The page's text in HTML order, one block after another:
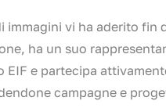
immagini vi ha aderito fin
ha un suo
EIF e partecipa
campagne e